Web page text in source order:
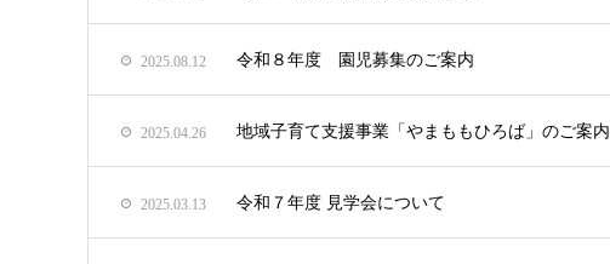
2025.08.12 令和８年度 園児募集のご案内
2025.04.26 地域子育て支援事業「やまももひろば」のご案内
2025.03.13 令和７年度 見学会について